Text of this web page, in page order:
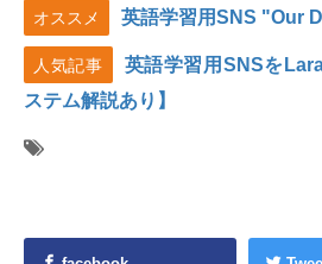
オススメ 英語学習用SNS "Our
人気記事
英語学習用SNSを
ステム解説あり】